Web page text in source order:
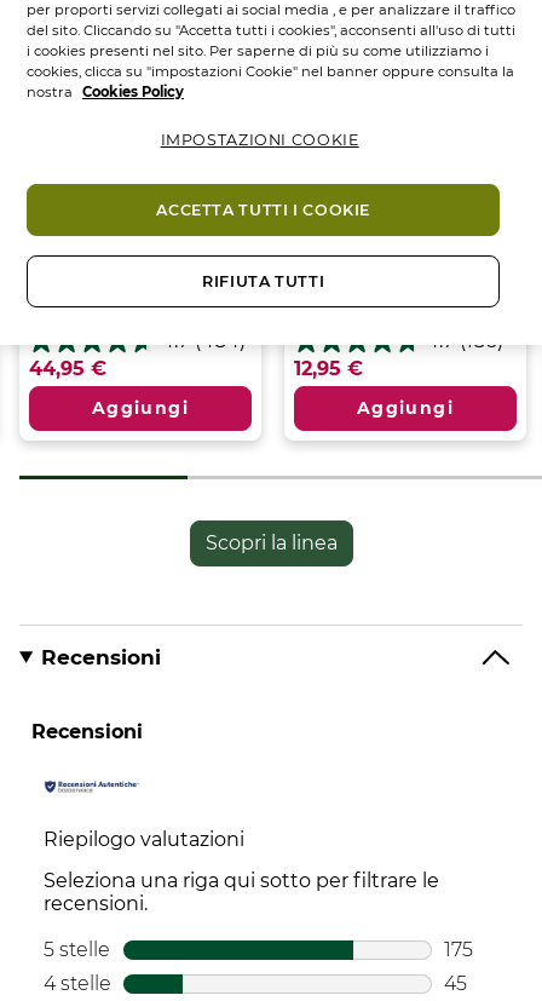
Eau de Toilette
Ambre Noir - 100 ml
4.7 (484)
4.7
su
5
484
44,95 €
Aggiungi
Gel Doccia Corpo e
Capelli Bois de...
4.7 (186)
4.7
su
5
186
12,95 €
Aggiungi
Scopri la linea
Recensioni
Recensioni
Riepilogo valutazioni
Seleziona una riga qui sotto per filtrare le
recensioni.
5 stelle stelle
175
175
4 stelle stelle 45
per proporti servizi collegati ai social media , e per analizzare il traffico
del sito. Cliccando su "Accetta tutti i cookies", acconsenti all'uso di tutti
i cookies presenti nel sito. Per saperne di più su come utilizziamo i
cookies, clicca su "impostazioni Cookie" nel banner oppure consulta la
nostra
Cookies Policy
RIFIUTA TUTTI
ACCETTA TUTTI I COOKIE
IMPOSTAZIONI COOKIE